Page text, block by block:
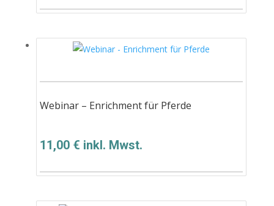
Webinar – Enrichment für Pferde
11,00 € inkl. Mwst.